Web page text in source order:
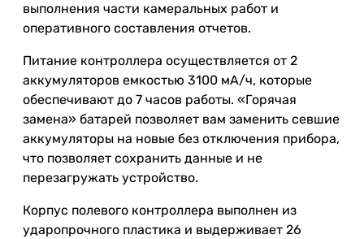
выполнения части камеральных работ и
оперативного составления отчетов.
Питание контроллера осуществляется от 2
аккумуляторов емкостью 3100 мА/ч, которые
обеспечивают до 7 часов работы. «Горячая
замена» батарей позволяет вам заменить севшие
аккумуляторы на новые без отключения прибора,
что позволяет сохранить данные и не
перезагружать устройство.
Корпус полевого контроллера выполнен из
ударопрочного пластика и выдерживает 26